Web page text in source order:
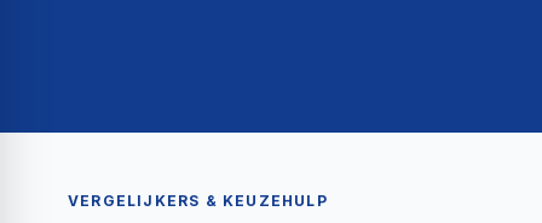
VERGELIJKERS & KEUZEHULP